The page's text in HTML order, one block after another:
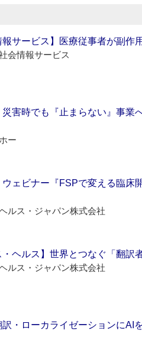
報サービス】医療従事者が副作
会情報サービス
災害時でも『止まらない』事
ー
ウェビナー『FSPで変える臨床
ルス・ジャパン株式会社
・ヘルス】世界とつなぐ「翻
ルス・ジャパン株式会社
・ローカライゼーションにAI